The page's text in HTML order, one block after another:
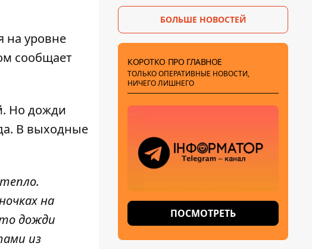
на уровне
сообщает
Но дожди
В выходные
на
дожди
из
БОЛЬШЕ НОВОСТЕЙ
КОРОТКО ПРО ГЛАВНОЕ
ТОЛЬКО ОПЕРАТИВНЫЕ НОВОСТИ,
НИЧЕГО ЛИШНЕГО
ПОСМОТРЕТЬ